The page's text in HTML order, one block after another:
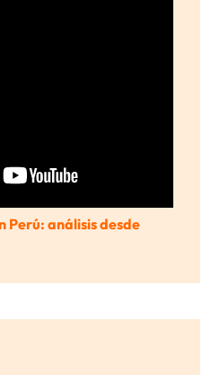
Perú: análisis desde